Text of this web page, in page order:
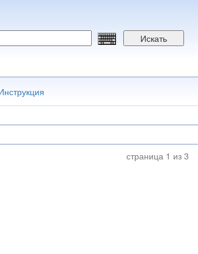
Искать
страница 1 из 3